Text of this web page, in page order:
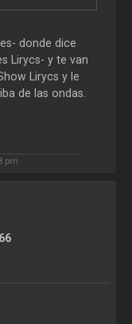
donde dice
Lirycs- y te van
Lirycs y le
de las ondas.
pm